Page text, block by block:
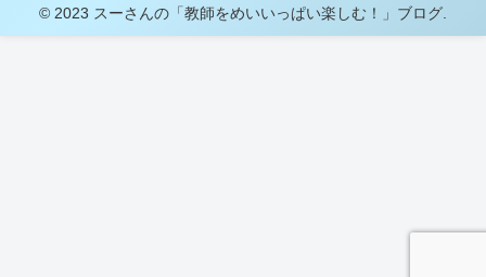
© 2023 スーさんの「教師をめいいっぱい楽しむ！」ブログ.